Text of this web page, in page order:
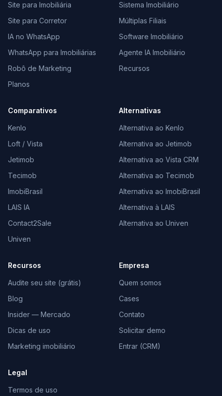
Site para Imobiliária
Site para Corretor
IA no WhatsApp
WhatsApp para Imobiliárias
Robô de Marketing
Planos
Sistema Imobiliário
Múltiplas Filiais
Software Imobiliário
Agente IA Imobiliário
Recursos
Comparativos
Kenlo
Loft / Vista
Jetimob
Tecimob
ImobiBrasil
LAIS IA
Contact2Sale
Univen
Alternativas
Alternativa ao Kenlo
Alternativa ao Jetimob
Alternativa ao Vista CRM
Alternativa ao Tecimob
Alternativa ao ImobiBrasil
Alternativa à LAIS
Alternativa ao Univen
Recursos
Audite seu site (grátis)
Blog
Insider — Mercado
Dicas de uso
Marketing imobiliário
Empresa
Quem somos
Cases
Contato
Solicitar demo
Entrar (CRM)
Legal
Termos de uso